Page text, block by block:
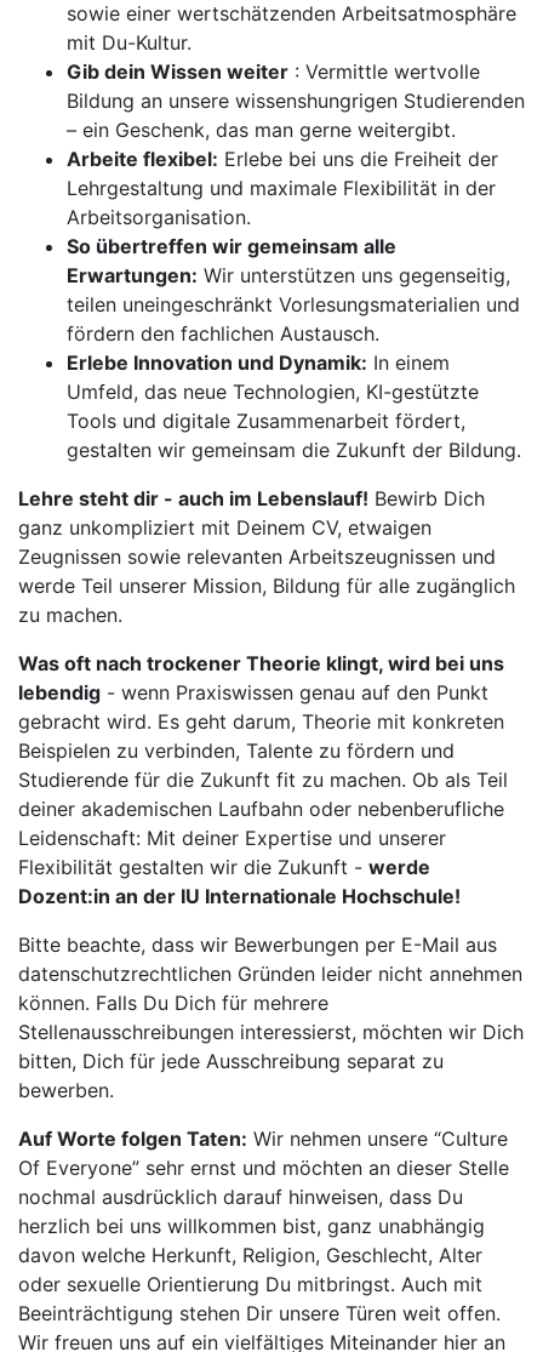
sowie einer wertschätzenden Arbeitsatmosphäre
mit Du-Kultur.
Gib dein Wissen weiter : Vermittle wertvolle
Bildung an unsere wissenshungrigen Studierenden
– ein Geschenk, das man gerne weitergibt.
Arbeite flexibel: Erlebe bei uns die Freiheit der
Lehrgestaltung und maximale Flexibilität in der
Arbeitsorganisation.
So übertreffen wir gemeinsam alle
Erwartungen: Wir unterstützen uns gegenseitig,
teilen uneingeschränkt Vorlesungsmaterialien und
fördern den fachlichen Austausch.
Erlebe Innovation und Dynamik: In einem
Umfeld, das neue Technologien, KI-gestützte
Tools und digitale Zusammenarbeit fördert,
gestalten wir gemeinsam die Zukunft der Bildung.
Lehre steht dir - auch im Lebenslauf! Bewirb Dich
ganz unkompliziert mit Deinem CV, etwaigen
Zeugnissen sowie relevanten Arbeitszeugnissen und
werde Teil unserer Mission, Bildung für alle zugänglich
zu machen.
Was oft nach trockener Theorie klingt, wird bei uns
lebendig - wenn Praxiswissen genau auf den Punkt
gebracht wird. Es geht darum, Theorie mit konkreten
Beispielen zu verbinden, Talente zu fördern und
Studierende für die Zukunft fit zu machen. Ob als Teil
deiner akademischen Laufbahn oder nebenberufliche
Leidenschaft: Mit deiner Expertise und unserer
Flexibilität gestalten wir die Zukunft - werde
Dozent:in an der IU Internationale Hochschule!
Bitte beachte, dass wir Bewerbungen per E-Mail aus
datenschutzrechtlichen Gründen leider nicht annehmen
können. Falls Du Dich für mehrere
Stellenausschreibungen interessierst, möchten wir Dich
bitten, Dich für jede Ausschreibung separat zu
bewerben.
Auf Worte folgen Taten: Wir nehmen unsere “Culture
Of Everyone” sehr ernst und möchten an dieser Stelle
nochmal ausdrücklich darauf hinweisen, dass Du
herzlich bei uns willkommen bist, ganz unabhängig
davon welche Herkunft, Religion, Geschlecht, Alter
oder sexuelle Orientierung Du mitbringst. Auch mit
Beeinträchtigung stehen Dir unsere Türen weit offen.
Wir freuen uns auf ein vielfältiges Miteinander hier an